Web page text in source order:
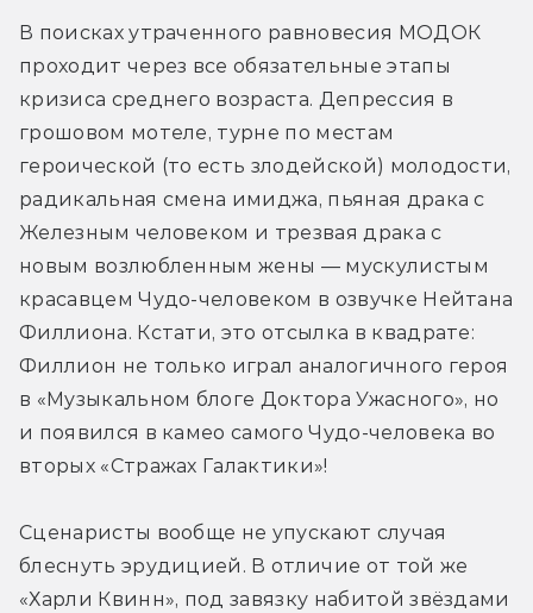
В поисках утраченного равновесия МОДОК
проходит через все обязательные этапы
кризиса среднего возраста. Депрессия в
грошовом мотеле, турне по местам
героической (то есть злодейской) молодости,
радикальная смена имиджа, пьяная драка с
Железным человеком и трезвая драка с
новым возлюбленным жены — мускулистым
красавцем Чудо-человеком в озвучке Нейтана
Филлиона. Кстати, это отсылка в квадрате:
Филлион не только играл аналогичного героя
в «Музыкальном блоге Доктора Ужасного», но
и появился в камео самого Чудо-человека во
вторых «Стражах Галактики»!
Сценаристы вообще не упускают случая
блеснуть эрудицией. В отличие от той же
«Харли Квинн», под завязку набитой звёздами